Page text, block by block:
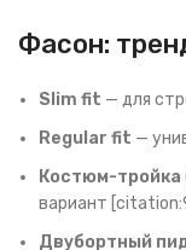
Фасон:
Slim fit — для
Regular fit —
Костюм-тройка
вариант
Двубортный